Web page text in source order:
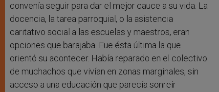
convenía seguir para dar el mejor cauce a su vida. La
docencia, la tarea parroquial, o la asistencia
caritativo social a las escuelas y maestros, eran
opciones que barajaba. Fue ésta última la que
orientó su acontecer. Había reparado en el colectivo
de muchachos que vivían en zonas marginales, sin
acceso a una educación que parecía sonreír